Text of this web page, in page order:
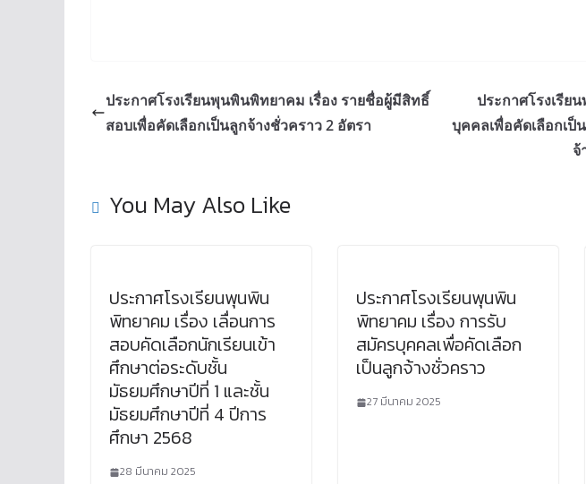
ประกาศโรงเรียนพุนพินพิทยาคม เรื่อง รายชื่อผู้มีสิทธิ์
สอบเพื่อคัดเลือกเป็นลูกจ้างชั่วคราว 2 อัตรา
ประกาศโรงเรีย
บุคคลเพื่อคัดเลือกเป็
จ้
You May Also Like
ประกาศโรงเรียนพุนพิน
พิทยาคม เรื่อง เลื่อนการ
สอบคัดเลือกนักเรียนเข้า
ศึกษาต่อระดับชั้น
มัธยมศึกษาปีที่ 1 และชั้น
มัธยมศึกษาปีที่ 4 ปีการ
ศึกษา 2568
28 มีนาคม 2025
ประกาศโรงเรียนพุนพิน
พิทยาคม เรื่อง การรับ
สมัครบุคคลเพื่อคัดเลือก
เป็นลูกจ้างชั่วคราว
27 มีนาคม 2025